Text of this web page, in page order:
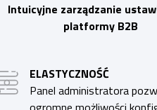
Intuicyjne zarządzanie
platformy B2B
ELASTYCZNOŚĆ
Panel administratora